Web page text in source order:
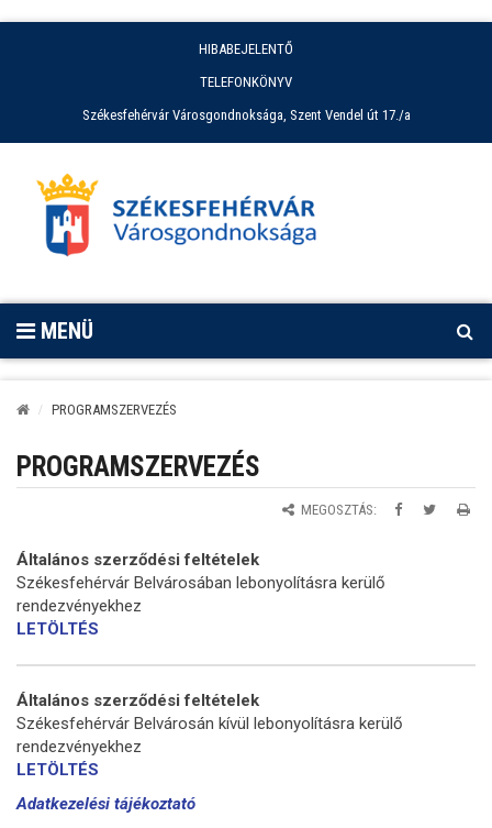
HIBABEJELENTŐ
TELEFONKÖNYV
Székesfehérvár Városgondnoksága, Szent Vendel út 17./a
MENÜ
PROGRAMSZERVEZÉS
PROGRAMSZERVEZÉS
MEGOSZTÁS:
Általános szerződési feltételek
Székesfehérvár Belvárosában lebonyolításra kerülő
rendezvényekhez
LETÖLTÉS
Általános szerződési feltételek
Székesfehérvár Belvárosán kívül lebonyolításra kerülő
rendezvényekhez
LETÖLTÉS
Adatkezelési tájékoztató